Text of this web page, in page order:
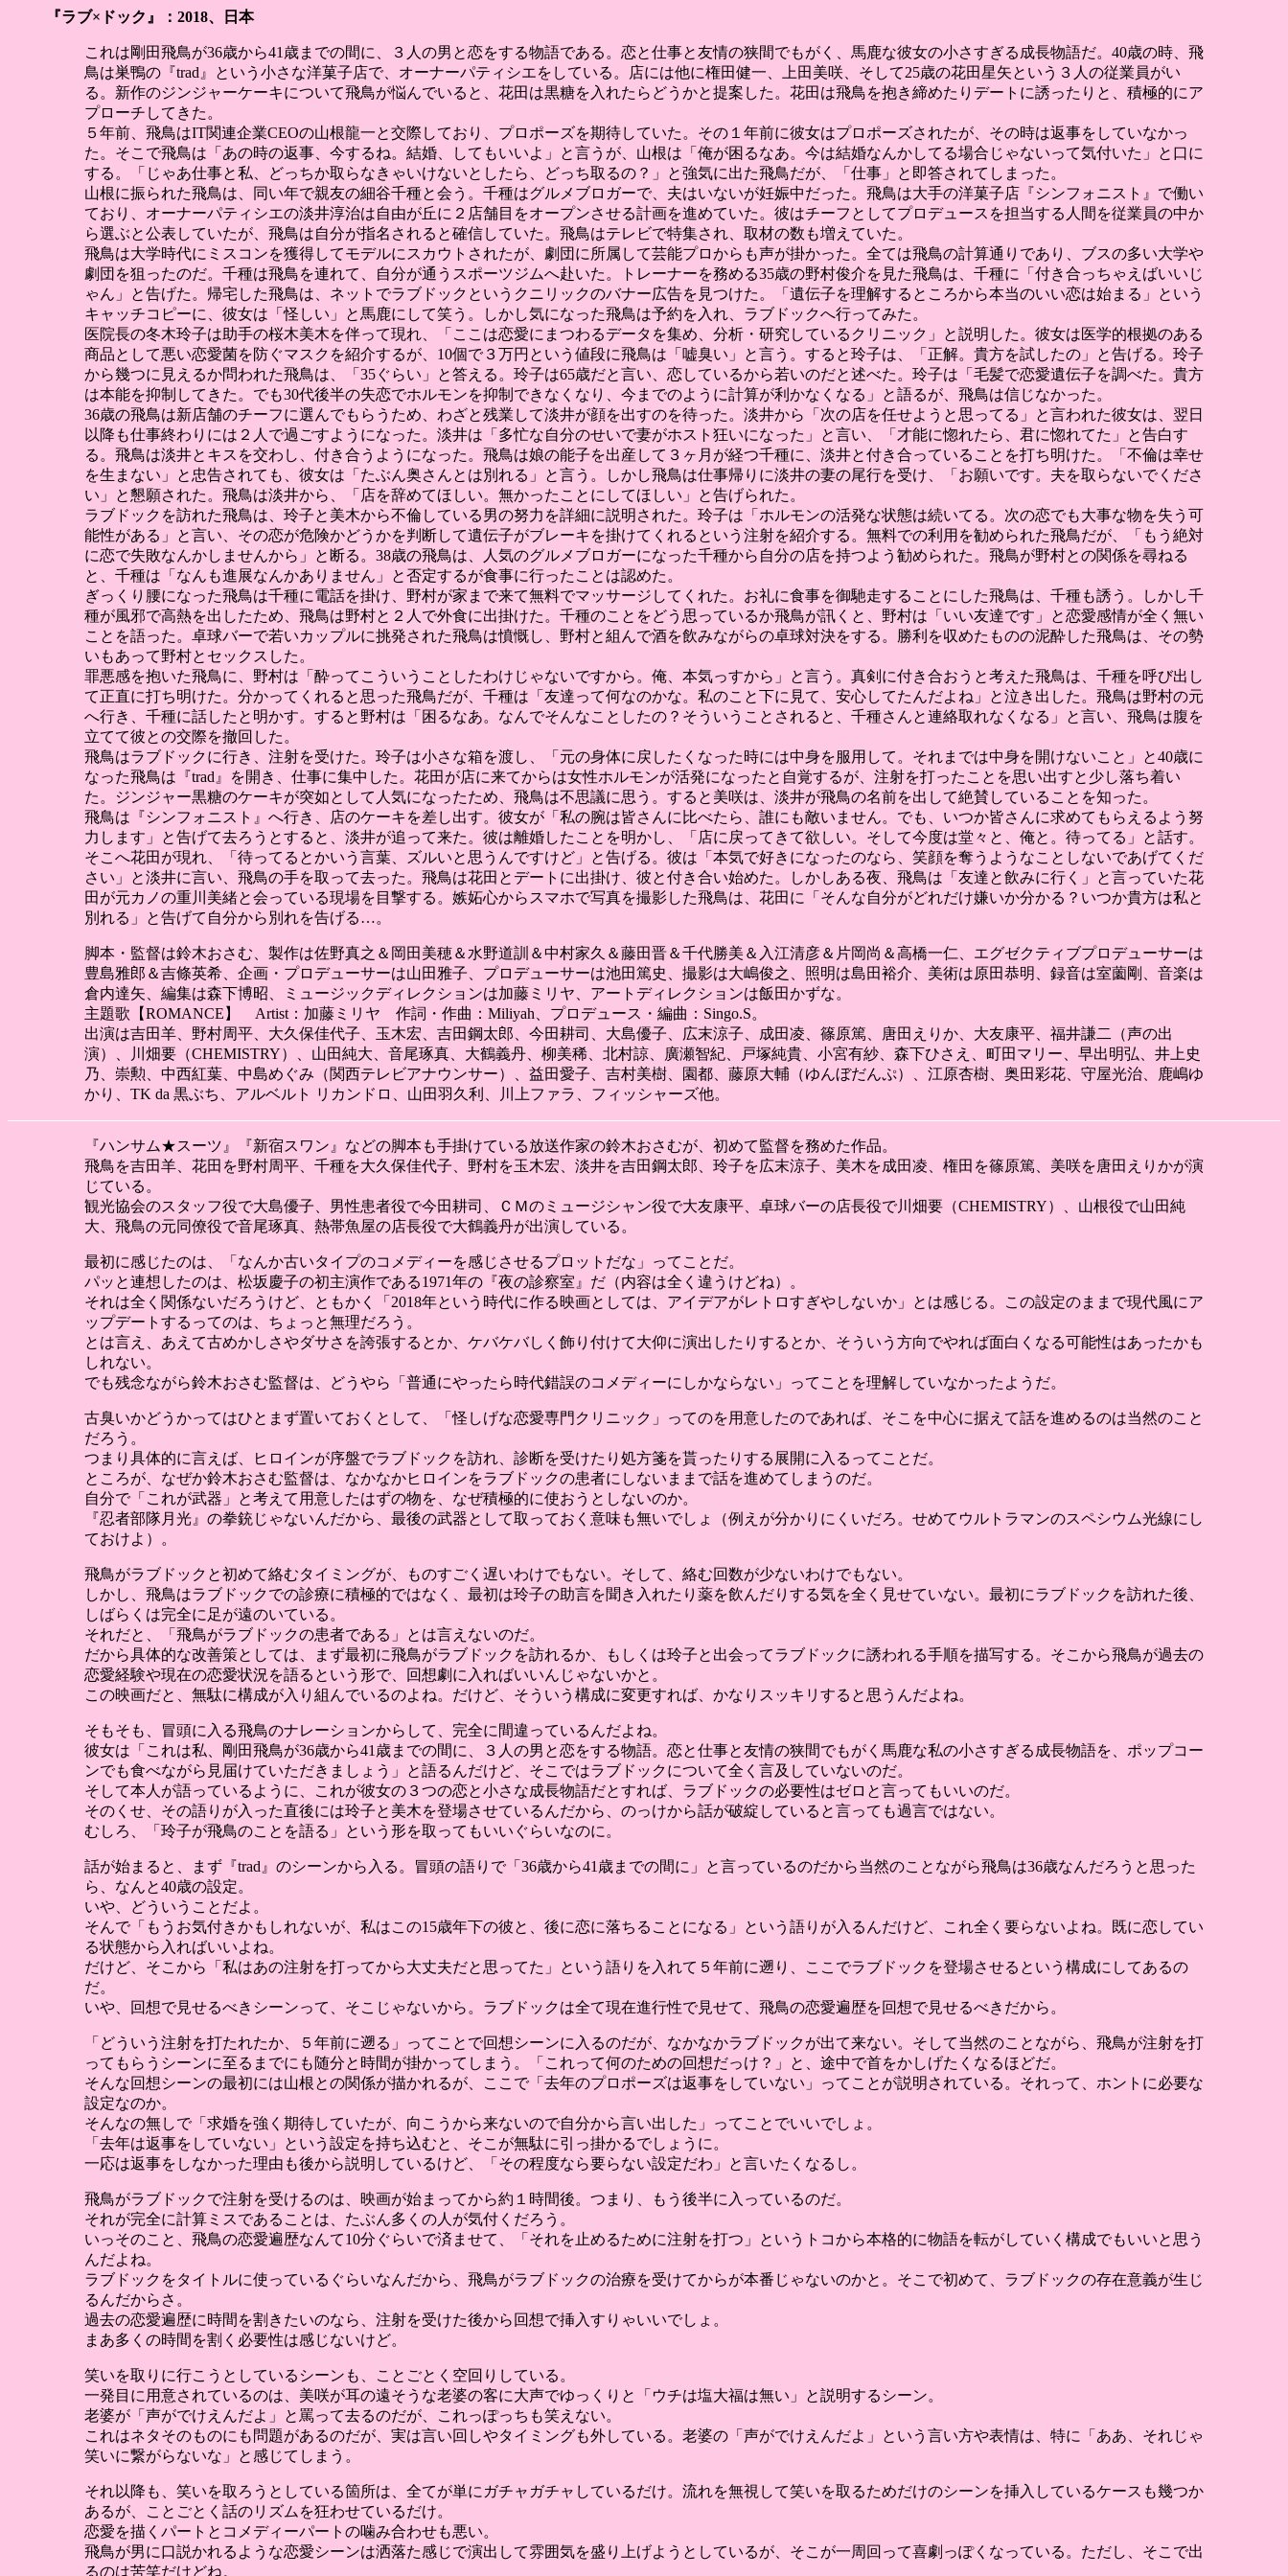
『ラブ×ドック』：2018、日本
これは剛田飛鳥が36歳から41歳までの間に、３人の男と恋をする物語である。恋と仕事と友情の狭間でもがく、馬鹿な彼女の小さすぎる成長物語だ。40歳の時、飛
鳥は巣鴨の『trad』という小さな洋菓子店で、オーナーパティシエをしている。店には他に権田健一、上田美咲、そして25歳の花田星矢という３人の従業員がい
る。新作のジンジャーケーキについて飛鳥が悩んでいると、花田は黒糖を入れたらどうかと提案した。花田は飛鳥を抱き締めたりデートに誘ったりと、積極的にア
プローチしてきた。
５年前、飛鳥はIT関連企業CEOの山根龍一と交際しており、プロポーズを期待していた。その１年前に彼女はプロポーズされたが、その時は返事をしていなかっ
た。そこで飛鳥は「あの時の返事、今するね。結婚、してもいいよ」と言うが、山根は「俺が困るなあ。今は結婚なんかしてる場合じゃないって気付いた」と口に
する。「じゃあ仕事と私、どっちか取らなきゃいけないとしたら、どっち取るの？」と強気に出た飛鳥だが、「仕事」と即答されてしまった。
山根に振られた飛鳥は、同い年で親友の細谷千種と会う。千種はグルメブロガーで、夫はいないが妊娠中だった。飛鳥は大手の洋菓子店『シンフォニスト』で働い
ており、オーナーパティシエの淡井淳治は自由が丘に２店舗目をオープンさせる計画を進めていた。彼はチーフとしてプロデュースを担当する人間を従業員の中か
ら選ぶと公表していたが、飛鳥は自分が指名されると確信していた。飛鳥はテレビで特集され、取材の数も増えていた。
飛鳥は大学時代にミスコンを獲得してモデルにスカウトされたが、劇団に所属して芸能プロからも声が掛かった。全ては飛鳥の計算通りであり、ブスの多い大学や
劇団を狙ったのだ。千種は飛鳥を連れて、自分が通うスポーツジムへ赴いた。トレーナーを務める35歳の野村俊介を見た飛鳥は、千種に「付き合っちゃえばいいじ
ゃん」と告げた。帰宅した飛鳥は、ネットでラブドックというクニリックのバナー広告を見つけた。「遺伝子を理解するところから本当のいい恋は始まる」という
キャッチコピーに、彼女は「怪しい」と馬鹿にして笑う。しかし気になった飛鳥は予約を入れ、ラブドックへ行ってみた。
医院長の冬木玲子は助手の桜木美木を伴って現れ、「ここは恋愛にまつわるデータを集め、分析・研究しているクリニック」と説明した。彼女は医学的根拠のある
商品として悪い恋愛菌を防ぐマスクを紹介するが、10個で３万円という値段に飛鳥は「嘘臭い」と言う。すると玲子は、「正解。貴方を試したの」と告げる。玲子
から幾つに見えるか問われた飛鳥は、「35ぐらい」と答える。玲子は65歳だと言い、恋しているから若いのだと述べた。玲子は「毛髪で恋愛遺伝子を調べた。貴方
は本能を抑制してきた。でも30代後半の失恋でホルモンを抑制できなくなり、今までのように計算が利かなくなる」と語るが、飛鳥は信じなかった。
36歳の飛鳥は新店舗のチーフに選んでもらうため、わざと残業して淡井が顔を出すのを待った。淡井から「次の店を任せようと思ってる」と言われた彼女は、翌日
以降も仕事終わりには２人で過ごすようになった。淡井は「多忙な自分のせいで妻がホスト狂いになった」と言い、「才能に惚れたら、君に惚れてた」と告白す
る。飛鳥は淡井とキスを交わし、付き合うようになった。飛鳥は娘の能子を出産して３ヶ月が経つ千種に、淡井と付き合っていることを打ち明けた。「不倫は幸せ
を生まない」と忠告されても、彼女は「たぶん奥さんとは別れる」と言う。しかし飛鳥は仕事帰りに淡井の妻の尾行を受け、「お願いです。夫を取らないでくださ
い」と懇願された。飛鳥は淡井から、「店を辞めてほしい。無かったことにしてほしい」と告げられた。
ラブドックを訪れた飛鳥は、玲子と美木から不倫している男の努力を詳細に説明された。玲子は「ホルモンの活発な状態は続いてる。次の恋でも大事な物を失う可
能性がある」と言い、その恋が危険かどうかを判断して遺伝子がブレーキを掛けてくれるという注射を紹介する。無料での利用を勧められた飛鳥だが、「もう絶対
に恋で失敗なんかしませんから」と断る。38歳の飛鳥は、人気のグルメブロガーになった千種から自分の店を持つよう勧められた。飛鳥が野村との関係を尋ねる
と、千種は「なんも進展なんかありません」と否定するが食事に行ったことは認めた。
ぎっくり腰になった飛鳥は千種に電話を掛け、野村が家まで来て無料でマッサージしてくれた。お礼に食事を御馳走することにした飛鳥は、千種も誘う。しかし千
種が風邪で高熱を出したため、飛鳥は野村と２人で外食に出掛けた。千種のことをどう思っているか飛鳥が訊くと、野村は「いい友達です」と恋愛感情が全く無い
ことを語った。卓球バーで若いカップルに挑発された飛鳥は憤慨し、野村と組んで酒を飲みながらの卓球対決をする。勝利を収めたものの泥酔した飛鳥は、その勢
いもあって野村とセックスした。
罪悪感を抱いた飛鳥に、野村は「酔ってこういうことしたわけじゃないですから。俺、本気っすから」と言う。真剣に付き合おうと考えた飛鳥は、千種を呼び出し
て正直に打ち明けた。分かってくれると思った飛鳥だが、千種は「友達って何なのかな。私のこと下に見て、安心してたんだよね」と泣き出した。飛鳥は野村の元
へ行き、千種に話したと明かす。すると野村は「困るなあ。なんでそんなことしたの？そういうことされると、千種さんと連絡取れなくなる」と言い、飛鳥は腹を
立てて彼との交際を撤回した。
飛鳥はラブドックに行き、注射を受けた。玲子は小さな箱を渡し、「元の身体に戻したくなった時には中身を服用して。それまでは中身を開けないこと」と40歳に
なった飛鳥は『trad』を開き、仕事に集中した。花田が店に来てからは女性ホルモンが活発になったと自覚するが、注射を打ったことを思い出すと少し落ち着い
た。ジンジャー黒糖のケーキが突如として人気になったため、飛鳥は不思議に思う。すると美咲は、淡井が飛鳥の名前を出して絶賛していることを知った。
飛鳥は『シンフォニスト』へ行き、店のケーキを差し出す。彼女が「私の腕は皆さんに比べたら、誰にも敵いません。でも、いつか皆さんに求めてもらえるよう努
力します」と告げて去ろうとすると、淡井が追って来た。彼は離婚したことを明かし、「店に戻ってきて欲しい。そして今度は堂々と、俺と。待ってる」と話す。
そこへ花田が現れ、「待ってるとかいう言葉、ズルいと思うんですけど」と告げる。彼は「本気で好きになったのなら、笑顔を奪うようなことしないであげてくだ
さい」と淡井に言い、飛鳥の手を取って去った。飛鳥は花田とデートに出掛け、彼と付き合い始めた。しかしある夜、飛鳥は「友達と飲みに行く」と言っていた花
田が元カノの重川美緒と会っている現場を目撃する。嫉妬心からスマホで写真を撮影した飛鳥は、花田に「そんな自分がどれだけ嫌いか分かる？いつか貴方は私と
別れる」と告げて自分から別れを告げる…。
脚本・監督は鈴木おさむ、製作は佐野真之＆岡田美穂＆水野道訓＆中村家久＆藤田晋＆千代勝美＆入江清彦＆片岡尚＆高橋一仁、エグゼクティブプロデューサーは
豊島雅郎＆吉條英希、企画・プロデューサーは山田雅子、プロデューサーは池田篤史、撮影は大嶋俊之、照明は島田裕介、美術は原田恭明、録音は室薗剛、音楽は
倉内達矢、編集は森下博昭、ミュージックディレクションは加藤ミリヤ、アートディレクションは飯田かずな。
主題歌【ROMANCE】 Artist：加藤ミリヤ 作詞・作曲：Miliyah、プロデュース・編曲：Singo.S。
出演は吉田羊、野村周平、大久保佳代子、玉木宏、吉田鋼太郎、今田耕司、大島優子、広末涼子、成田凌、篠原篤、唐田えりか、大友康平、福井謙二（声の出
演）、川畑要（CHEMISTRY）、山田純大、音尾琢真、大鶴義丹、柳美稀、北村諒、廣瀬智紀、戸塚純貴、小宮有紗、森下ひさえ、町田マリー、早出明弘、井上史
乃、崇勲、中西紅葉、中島めぐみ（関西テレビアナウンサー）、益田愛子、吉村美樹、園都、藤原大輔（ゆんぼだんぷ）、江原杏樹、奥田彩花、守屋光治、鹿嶋ゆ
かり、TK da 黒ぶち、アルベルト リカンドロ、山田羽久利、川上ファラ、フィッシャーズ他。
『ハンサム★スーツ』『新宿スワン』などの脚本も手掛けている放送作家の鈴木おさむが、初めて監督を務めた作品。
飛鳥を吉田羊、花田を野村周平、千種を大久保佳代子、野村を玉木宏、淡井を吉田鋼太郎、玲子を広末涼子、美木を成田凌、権田を篠原篤、美咲を唐田えりかが演
じている。
観光協会のスタッフ役で大島優子、男性患者役で今田耕司、ＣＭのミュージシャン役で大友康平、卓球バーの店長役で川畑要（CHEMISTRY）、山根役で山田純
大、飛鳥の元同僚役で音尾琢真、熱帯魚屋の店長役で大鶴義丹が出演している。
最初に感じたのは、「なんか古いタイプのコメディーを感じさせるプロットだな」ってことだ。
パッと連想したのは、松坂慶子の初主演作である1971年の『夜の診察室』だ（内容は全く違うけどね）。
それは全く関係ないだろうけど、ともかく「2018年という時代に作る映画としては、アイデアがレトロすぎやしないか」とは感じる。この設定のままで現代風にア
ップデートするってのは、ちょっと無理だろう。
とは言え、あえて古めかしさやダサさを誇張するとか、ケバケバしく飾り付けて大仰に演出したりするとか、そういう方向でやれば面白くなる可能性はあったかも
しれない。
でも残念ながら鈴木おさむ監督は、どうやら「普通にやったら時代錯誤のコメディーにしかならない」ってことを理解していなかったようだ。
古臭いかどうかってはひとまず置いておくとして、「怪しげな恋愛専門クリニック」ってのを用意したのであれば、そこを中心に据えて話を進めるのは当然のこと
だろう。
つまり具体的に言えば、ヒロインが序盤でラブドックを訪れ、診断を受けたり処方箋を貰ったりする展開に入るってことだ。
ところが、なぜか鈴木おさむ監督は、なかなかヒロインをラブドックの患者にしないままで話を進めてしまうのだ。
自分で「これが武器」と考えて用意したはずの物を、なぜ積極的に使おうとしないのか。
『忍者部隊月光』の拳銃じゃないんだから、最後の武器として取っておく意味も無いでしょ（例えが分かりにくいだろ。せめてウルトラマンのスペシウム光線にし
ておけよ）。
飛鳥がラブドックと初めて絡むタイミングが、ものすごく遅いわけでもない。そして、絡む回数が少ないわけでもない。
しかし、飛鳥はラブドックでの診療に積極的ではなく、最初は玲子の助言を聞き入れたり薬を飲んだりする気を全く見せていない。最初にラブドックを訪れた後、
しばらくは完全に足が遠のいている。
それだと、「飛鳥がラブドックの患者である」とは言えないのだ。
だから具体的な改善策としては、まず最初に飛鳥がラブドックを訪れるか、もしくは玲子と出会ってラブドックに誘われる手順を描写する。そこから飛鳥が過去の
恋愛経験や現在の恋愛状況を語るという形で、回想劇に入ればいいんじゃないかと。
この映画だと、無駄に構成が入り組んでいるのよね。だけど、そういう構成に変更すれば、かなりスッキリすると思うんだよね。
そもそも、冒頭に入る飛鳥のナレーションからして、完全に間違っているんだよね。
彼女は「これは私、剛田飛鳥が36歳から41歳までの間に、３人の男と恋をする物語。恋と仕事と友情の狭間でもがく馬鹿な私の小さすぎる成長物語を、ポップコー
ンでも食べながら見届けていただきましょう」と語るんだけど、そこではラブドックについて全く言及していないのだ。
そして本人が語っているように、これが彼女の３つの恋と小さな成長物語だとすれば、ラブドックの必要性はゼロと言ってもいいのだ。
そのくせ、その語りが入った直後には玲子と美木を登場させているんだから、のっけから話が破綻していると言っても過言ではない。
むしろ、「玲子が飛鳥のことを語る」という形を取ってもいいぐらいなのに。
話が始まると、まず『trad』のシーンから入る。冒頭の語りで「36歳から41歳までの間に」と言っているのだから当然のことながら飛鳥は36歳なんだろうと思った
ら、なんと40歳の設定。
いや、どういうことだよ。
そんで「もうお気付きかもしれないが、私はこの15歳年下の彼と、後に恋に落ちることになる」という語りが入るんだけど、これ全く要らないよね。既に恋してい
る状態から入ればいいよね。
だけど、そこから「私はあの注射を打ってから大丈夫だと思ってた」という語りを入れて５年前に遡り、ここでラブドックを登場させるという構成にしてあるの
だ。
いや、回想で見せるべきシーンって、そこじゃないから。ラブドックは全て現在進行性で見せて、飛鳥の恋愛遍歴を回想で見せるべきだから。
「どういう注射を打たれたか、５年前に遡る」ってことで回想シーンに入るのだが、なかなかラブドックが出て来ない。そして当然のことながら、飛鳥が注射を打
ってもらうシーンに至るまでにも随分と時間が掛かってしまう。「これって何のための回想だっけ？」と、途中で首をかしげたくなるほどだ。
そんな回想シーンの最初には山根との関係が描かれるが、ここで「去年のプロポーズは返事をしていない」ってことが説明されている。それって、ホントに必要な
設定なのか。
そんなの無しで「求婚を強く期待していたが、向こうから来ないので自分から言い出した」ってことでいいでしょ。
「去年は返事をしていない」という設定を持ち込むと、そこが無駄に引っ掛かるでしょうに。
一応は返事をしなかった理由も後から説明しているけど、「その程度なら要らない設定だわ」と言いたくなるし。
飛鳥がラブドックで注射を受けるのは、映画が始まってから約１時間後。つまり、もう後半に入っているのだ。
それが完全に計算ミスであることは、たぶん多くの人が気付くだろう。
いっそのこと、飛鳥の恋愛遍歴なんて10分ぐらいで済ませて、「それを止めるために注射を打つ」というトコから本格的に物語を転がしていく構成でもいいと思う
んだよね。
ラブドックをタイトルに使っているぐらいなんだから、飛鳥がラブドックの治療を受けてからが本番じゃないのかと。そこで初めて、ラブドックの存在意義が生じ
るんだからさ。
過去の恋愛遍歴に時間を割きたいのなら、注射を受けた後から回想で挿入すりゃいいでしょ。
まあ多くの時間を割く必要性は感じないけど。
笑いを取りに行こうとしているシーンも、ことごとく空回りしている。
一発目に用意されているのは、美咲が耳の遠そうな老婆の客に大声でゆっくりと「ウチは塩大福は無い」と説明するシーン。
老婆が「声がでけえんだよ」と罵って去るのだが、これっぽっちも笑えない。
これはネタそのものにも問題があるのだが、実は言い回しやタイミングも外している。老婆の「声がでけえんだよ」という言い方や表情は、特に「ああ、それじゃ
笑いに繋がらないな」と感じてしまう。
それ以降も、笑いを取ろうとしている箇所は、全てが単にガチャガチャしているだけ。流れを無視して笑いを取るためだけのシーンを挿入しているケースも幾つか
あるが、ことごとく話のリズムを狂わせているだけ。
恋愛を描くパートとコメディーパートの噛み合わせも悪い。
飛鳥が男に口説かれるような恋愛シーンは洒落た感じで演出して雰囲気を盛り上げようとしているが、そこが一周回って喜劇っぽくなっている。ただし、そこで出
るのは苦笑だけどね。